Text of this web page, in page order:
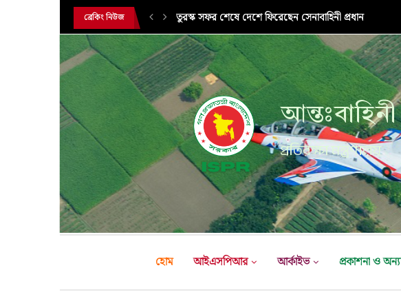
ব্রেকিং নিউজ সরকারি সফরে তুরস্ক গমন করলেন সেনাবাহিনী প্রধান
প্রতিরক্ষা মন্ত্রণালয়
হোম আইএসপিআর আর্কাইভ প্রকাশনা ও